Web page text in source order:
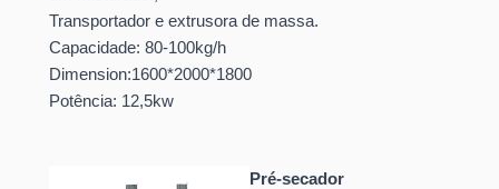
Transportador e extrusora de massa.
Capacidade: 80-100kg/h
Dimension:1600*2000*1800
Potência: 12,5kw
Pré-secador